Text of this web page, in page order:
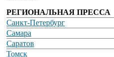
РЕГИОНАЛЬНАЯ ПРЕССА
Санкт-Петербург
Самара
Саратов
Томск